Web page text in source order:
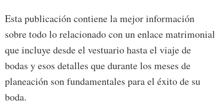
Esta publicación contiene la mejor información
sobre todo lo relacionado con un enlace matrimonial
que incluye desde el vestuario hasta el viaje de
bodas y esos detalles que durante los meses de
planeación son fundamentales para el éxito de su
boda.